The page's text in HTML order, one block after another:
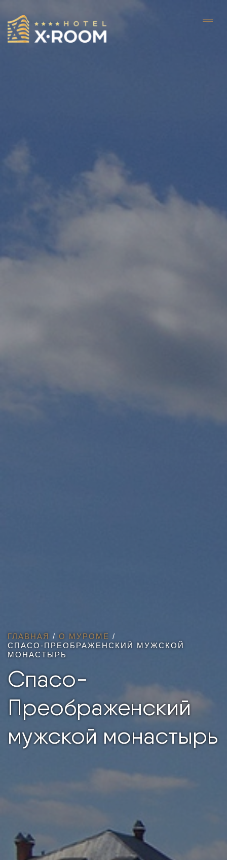
ГЛАВНАЯ / О МУРОМЕ /
СПАСО-ПРЕОБРАЖЕНСКИЙ МУЖСКОЙ
МОНАСТЫРЬ
Спасо-
Преображенский
мужской монастырь